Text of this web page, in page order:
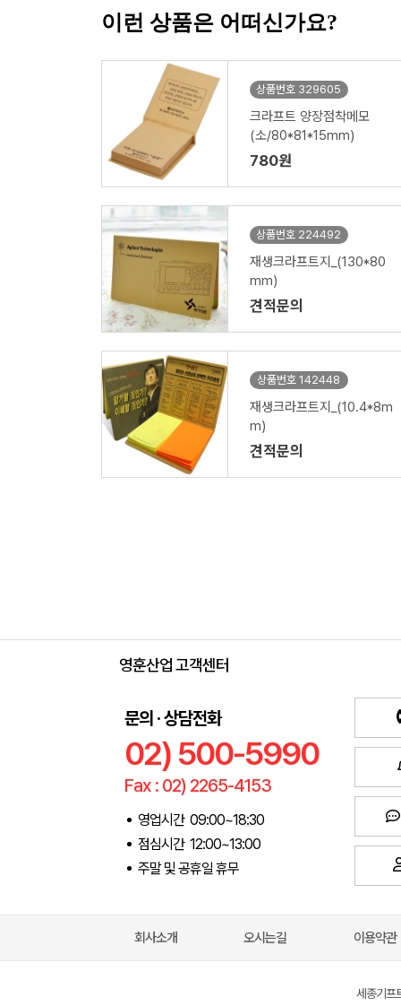
이런 상품은 어떠신가요?
상품번호 329605
크라프트 양장점착메모
(소/80*81*15mm)
780원
상품번호 224492
재생크라프트지_(130*80
mm)
견적문의
상품번호 142448
재생크라프트지_(10.4*8m
m)
견적문의
영훈산업 고객센터
문의 · 상담전화
02) 500-5990
Fax : 02) 2265-4153
영업시간 09:00~18:30
점심시간 12:00~13:00
주말 및 공휴일 휴무
회사소개 오시는길 이용약관
세종기